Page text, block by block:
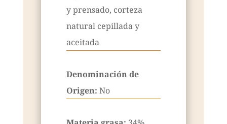
y prensado, corteza
natural cepillada y
aceitada
Denominación de
Origen: No